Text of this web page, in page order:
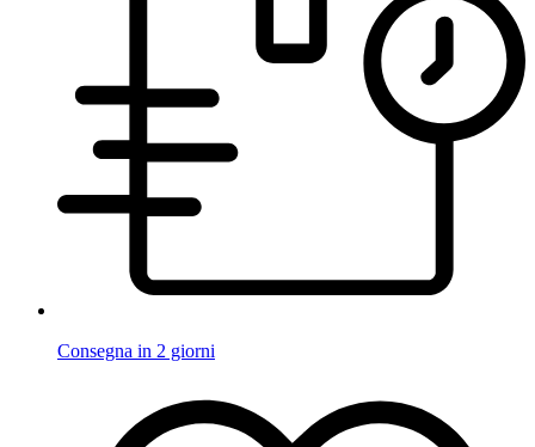
Consegna in 2 giorni